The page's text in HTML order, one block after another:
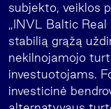
subjekto, veiklos
„INVL Baltic
stabilią grąžą
nekilnojamojo
investuotojams.
investicinė